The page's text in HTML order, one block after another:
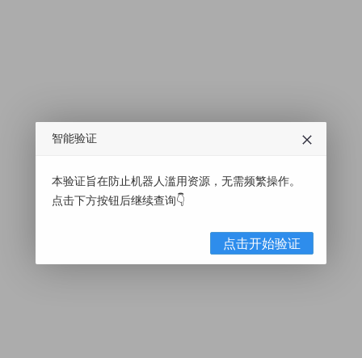
智能验证
本验证旨在防止机器人滥用资源，无需频繁操作。
点击下方按钮后继续查询👇
点击开始验证